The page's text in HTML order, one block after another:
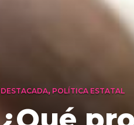
DESTACADA, POLÍTICA ESTATAL